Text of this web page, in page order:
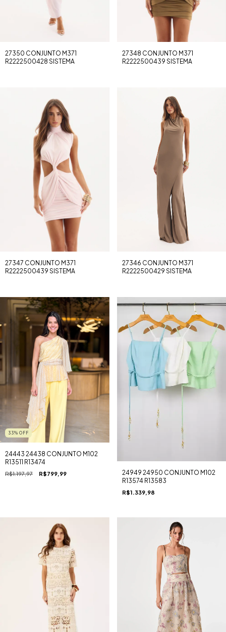
27350 CONJUNTO M371
R2222500428 SISTEMA
27348 CONJUNTO M371
R2222500439 SISTEMA
27347 CONJUNTO M371
R2222500439 SISTEMA
27346 CONJUNTO M371
R2222500429 SISTEMA
33% OFF
24443 24438 CONJUNTO M102
R13511 R13474
R$1.197,97 R$799,99
24949 24950 CONJUNTO M102
R13574 R13583
R$1.339,98